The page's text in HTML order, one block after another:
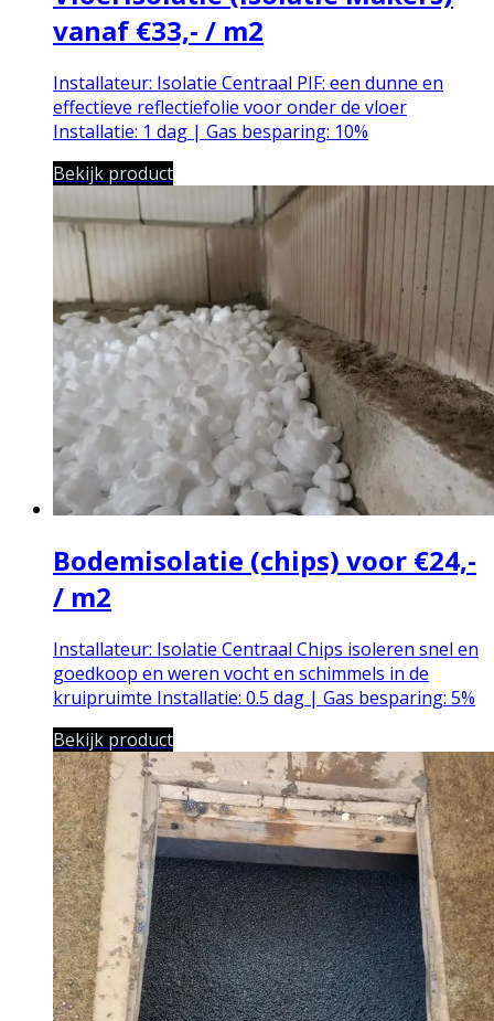
vanaf €33,- / m2
Installateur: Isolatie Centraal PIF: een dunne en
effectieve reflectiefolie voor onder de vloer
Installatie: 1 dag | Gas besparing: 10%
Bekijk product
Bodemisolatie (chips) voor €24,-
/ m2
Installateur: Isolatie Centraal Chips isoleren snel en
goedkoop en weren vocht en schimmels in de
kruipruimte Installatie: 0.5 dag | Gas besparing: 5%
Bekijk product